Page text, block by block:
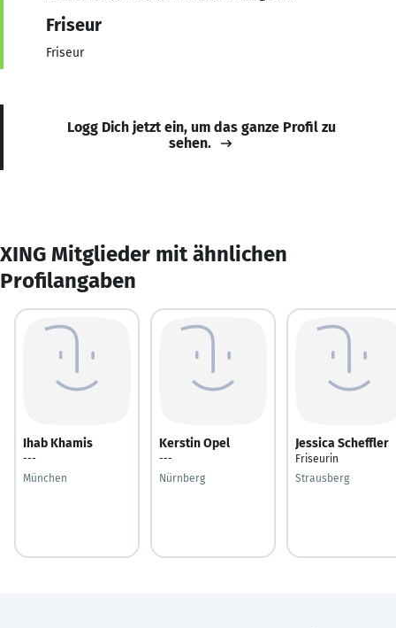
Friseur
Friseur
Logg Dich jetzt ein, um das ganze Profil zu
sehen.
XING Mitglieder mit ähnlichen
Profilangaben
Ihab Khamis
---
München
Kerstin Opel
---
Nürnberg
Jessica Scheffler
Friseurin
Strausberg